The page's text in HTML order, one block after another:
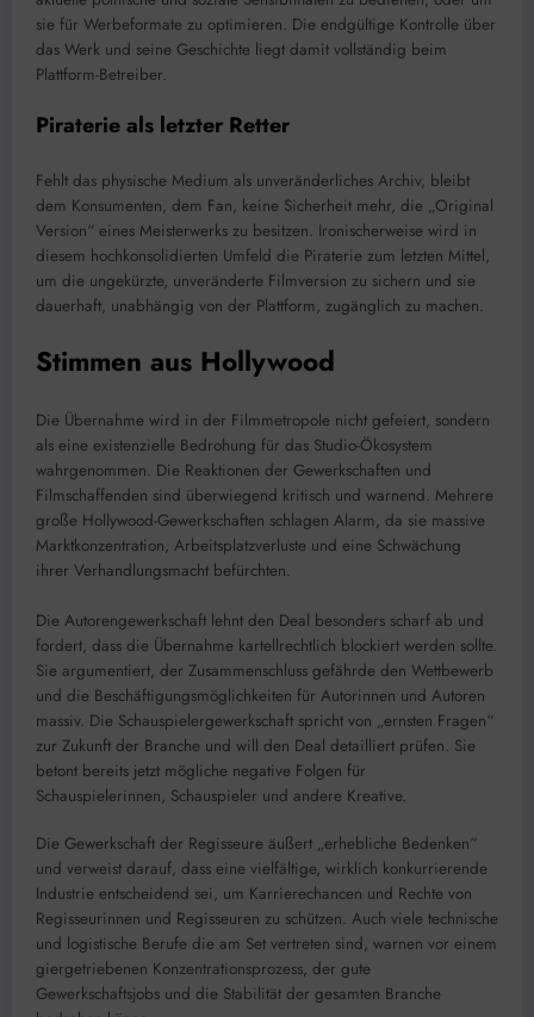
sie für Werbeformate zu optimieren. Die endgültige Kontrolle über
das Werk und seine Geschichte liegt damit vollständig beim
Plattform-Betreiber.
Piraterie als letzter Retter
Fehlt das physische Medium als unveränderliches Archiv, bleibt
dem Konsumenten, dem Fan, keine Sicherheit mehr, die „Original
Version“ eines Meisterwerks zu besitzen. Ironischerweise wird in
diesem hochkonsolidierten Umfeld die Piraterie zum letzten Mittel,
um die ungekürzte, unveränderte Filmversion zu sichern und sie
dauerhaft, unabhängig von der Plattform, zugänglich zu machen.
Stimmen aus Hollywood
Die Übernahme wird in der Filmmetropole nicht gefeiert, sondern
als eine existenzielle Bedrohung für das Studio-Ökosystem
wahrgenommen. Die Reaktionen der Gewerkschaften und
Filmschaffenden sind überwiegend kritisch und warnend. Mehrere
große Hollywood-Gewerkschaften schlagen Alarm, da sie massive
Marktkonzentration, Arbeitsplatzverluste und eine Schwächung
ihrer Verhandlungsmacht befürchten.
Die Autorengewerkschaft lehnt den Deal besonders scharf ab und
fordert, dass die Übernahme kartellrechtlich blockiert werden sollte.
Sie argumentiert, der Zusammenschluss gefährde den Wettbewerb
und die Beschäftigungsmöglichkeiten für Autorinnen und Autoren
massiv. Die Schauspielergewerkschaft spricht von „ernsten Fragen“
zur Zukunft der Branche und will den Deal detailliert prüfen. Sie
betont bereits jetzt mögliche negative Folgen für
Schauspielerinnen, Schauspieler und andere Kreative.
Die Gewerkschaft der Regisseure äußert „erhebliche Bedenken“
und verweist darauf, dass eine vielfältige, wirklich konkurrierende
Industrie entscheidend sei, um Karrierechancen und Rechte von
Regisseurinnen und Regisseuren zu schützen. Auch viele technische
und logistische Berufe die am Set vertreten sind, warnen vor einem
giergetriebenen Konzentrationsprozess, der gute
Gewerkschaftsjobs und die Stabilität der gesamten Branche